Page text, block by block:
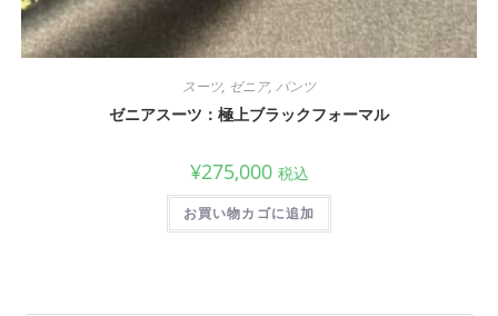
スーツ, ゼニア, パンツ
ゼニアスーツ：極上ブラックフォーマル
¥275,000 税込
お買い物カゴに追加